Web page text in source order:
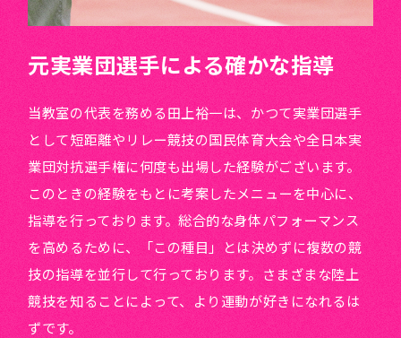
元実業団選手による確かな指導
当教室の代表を務める田上裕一は、かつて実業団選手
として短距離やリレー競技の国民体育大会や全日本実
業団対抗選手権に何度も出場した経験がございます。
このときの経験をもとに考案したメニューを中心に、
指導を行っております。総合的な身体パフォーマンス
を高めるために、「この種目」とは決めずに複数の競
技の指導を並行して行っております。さまざまな陸上
競技を知ることによって、より運動が好きになれるは
ずです。